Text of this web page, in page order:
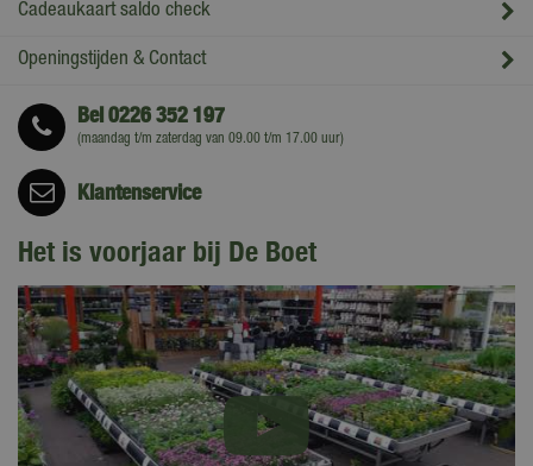
Cadeaukaart saldo check
Openingstijden & Contact
Bel0226 352 197
(maandag t/m zaterdag van 09.00 t/m 17.00 uur)
Klantenservice
Het is voorjaar bij De Boet